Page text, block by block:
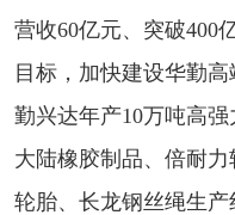
营收60亿元、突破400
目标，加快建设华勤
勤兴达年产10万吨高
大陆橡胶制品、倍耐
轮胎、长龙钢丝绳生